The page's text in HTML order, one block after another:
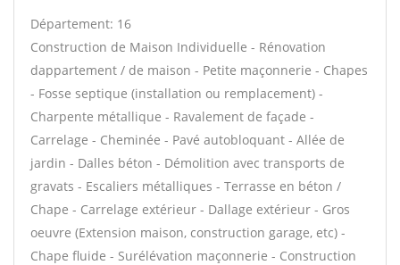
Département: 16
Construction de Maison Individuelle - Rénovation
dappartement / de maison - Petite maçonnerie - Chapes
- Fosse septique (installation ou remplacement) -
Charpente métallique - Ravalement de façade -
Carrelage - Cheminée - Pavé autobloquant - Allée de
jardin - Dalles béton - Démolition avec transports de
gravats - Escaliers métalliques - Terrasse en béton /
Chape - Carrelage extérieur - Dallage extérieur - Gros
oeuvre (Extension maison, construction garage, etc) -
Chape fluide - Surélévation maçonnerie - Construction